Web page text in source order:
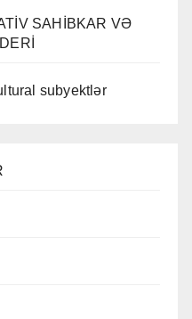
SAHİBKAR VƏ
subyektlər